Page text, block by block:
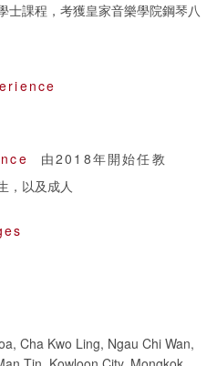
士課程，考獲皇家音樂學院鋼琴八
由2018年開始任教
，以及成人
Cha Kwo Ling, Ngau Chi Wan,